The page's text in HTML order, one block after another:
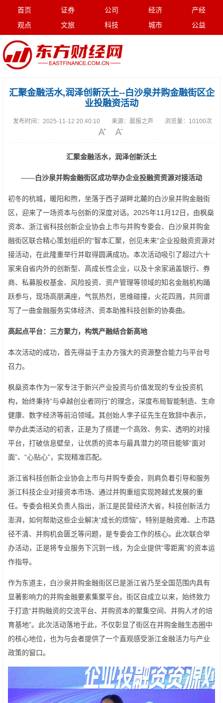
首页 证券 公司 经济
产经
观点
文旅 科技 城市 公益
汇聚金融活水,润泽创新沃土--白沙泉并购金融街区企
业投融资活动
发布时间： 2025-11-12 20:40:10 来源： 晨报之声 浏览量： 10100次
汇聚金融活水，润泽创新沃土
——白沙泉并购金融街区成功举办企业投融资资源对接活动
初冬的杭城，暖阳和煦，坐落于西子湖畔北麓的白沙泉并购金融街
区，迎来了一场资本与创新的深度对话。2025年11月12日，由枫燊
资本、浙江省科技创新企业协会上市与并购专委会、白沙泉并购金
融街区联合精心策划组织的“智本汇聚，创见未来”企业投融资资源对
接活动，在此隆重举行并取得圆满成功。本次活动吸引了超过六十
家来自省内外的创新型、高成长性企业，以及十余家涵盖银行、券
商、私募股权基金、风险投资、资产管理等领域的知名金融机构踊
跃参与，现场高朋满座，气氛热烈，思维碰撞，火花四溅，共同谱
写了一曲金融服务实体经济、资本助推科技创新的协奏曲。
高起点平台：三方聚力，构筑产融结合新高地
本次活动的成功，首先得益于主办方强大的资源整合能力与平台号
召力。
枫燊资本作为一家专注于新兴产业投资与价值发现的专业投资机
构，始终秉持“与卓越创业者同行”的理念，深度布局智能制造、生命
健康、数字经济等前沿领域。其创始人李子征先生在致辞中表示，
举办此类活动的初衷，正是为了搭建一个高效、务实、透明的对接
平台，打破信息壁垒，让优质的资本与最具潜力的项目能够“面对
面”、“心贴心”，实现精准匹配。
浙江省科技创新企业协会上市与并购专委会，则肩负着引导和服务
浙江科技企业对接资本市场、通过并购重组实现跨越式发展的重
任。专委会相关负责人指出，浙江是民营经济大省，科技创新活力
澎湃，如何帮助这些企业解决“成长的烦恼”，特别是融资难、上市路
径不清、并购机会匮乏等问题，是专委会工作的核心。此次联合举
办活动，正是将专业服务下沉到一线，为企业提供“零距离”的资本运
作指导。
作为东道主，白沙泉并购金融街区已是浙江省乃至全国范围内具有
显著影响力的并购金融要素集聚平台。街区自成立以来，始终致力
于打造“并购融资的交流平台、并购资本的聚集空间、并购人才的培
育基地”。此次活动落地于此，不仅彰显了街区在并购金融生态圈中
的核心地位，也为与会者提供了一个直观感受浙江金融活力与产业
政策的窗口。